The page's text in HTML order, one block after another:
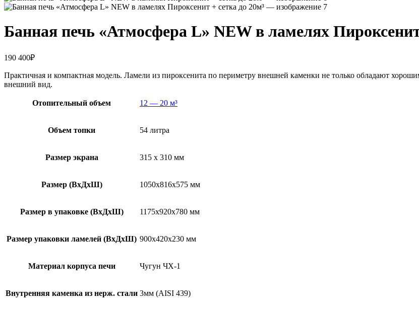
Банная печь «Атмосфера L» NEW в ламелях
190 400₽
Практичная и компактная модель. Ламели из пироксенита по периметру внешней каменки не только обладают
внешний вид.
Отопительный объем 12 — 20 м³
Объем топки 54 литра
Размер экрана 315 х 310 мм
Размер (ВхДхШ) 1050х816х575 мм
Размер в упаковке (ВхДхШ) 1175х920х780 мм
Размер упаковки ламелей (ВхДхШ) 900х420х230 мм
Материал корпуса печи Чугун ЧХ-1
Внутренняя каменка из нерж. стали 3мм (AISI 439)